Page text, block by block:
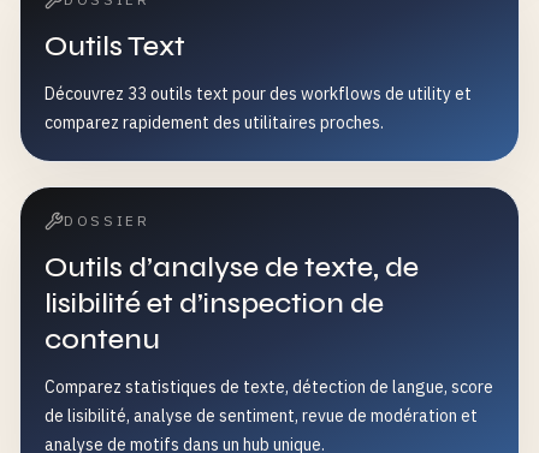
Outils Text
Découvrez 33 outils text pour des workflows de utility et
comparez rapidement des utilitaires proches.
DOSSIER
Outils d’analyse de texte, de
lisibilité et d’inspection de
contenu
Comparez statistiques de texte, détection de langue, score
de lisibilité, analyse de sentiment, revue de modération et
analyse de motifs dans un hub unique.